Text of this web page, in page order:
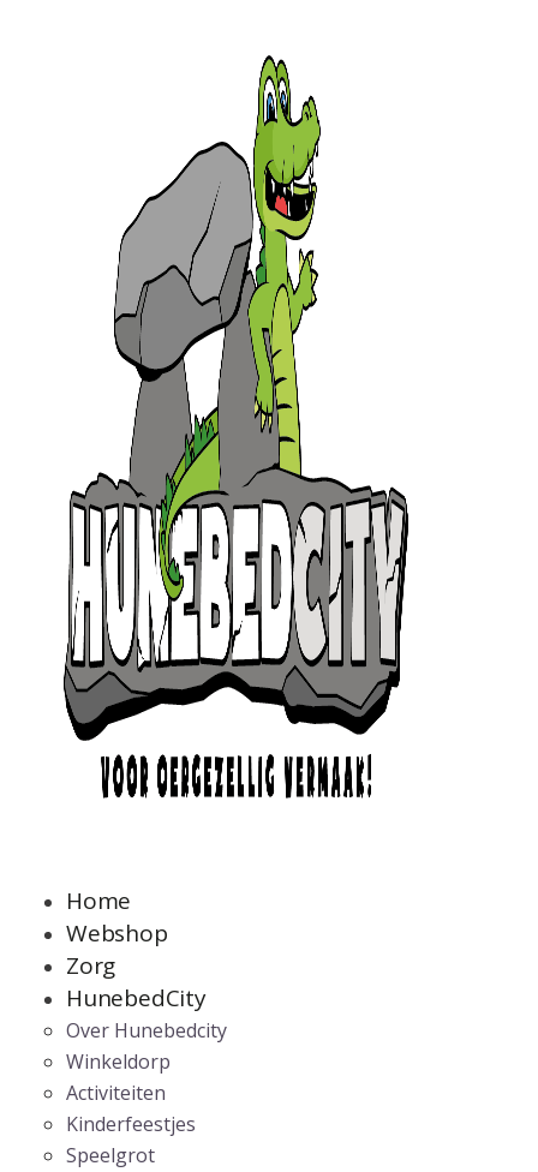
Home
Webshop
Zorg
HunebedCity
Over Hunebedcity
Winkeldorp
Activiteiten
Kinderfeestjes
Speelgrot